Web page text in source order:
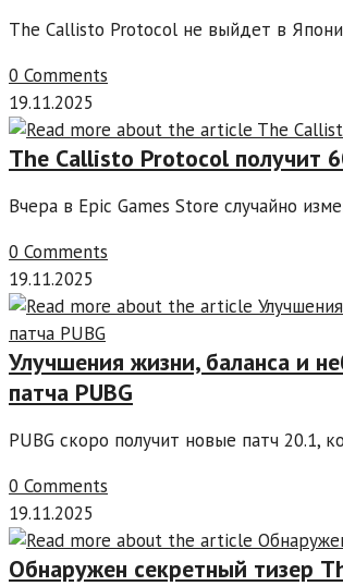
The Callisto Protocol не выйдет в
0 Comments
19.11.2025
The Callisto Protocol получит
Вчера в Epic Games Store случайно
0 Comments
19.11.2025
Улучшения жизни, баланса и
патча PUBG
PUBG скоро получит новые патч 20.1,
0 Comments
19.11.2025
Обнаружен секретный тизер